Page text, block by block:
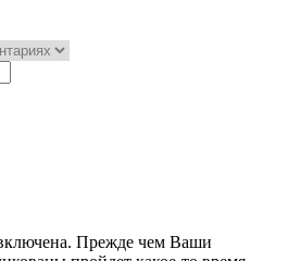
Прежде чем Ваши